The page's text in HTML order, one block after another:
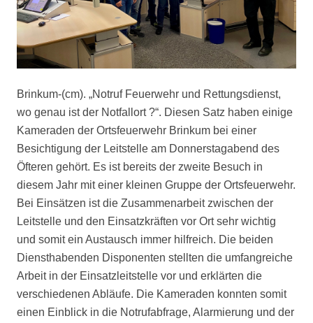
Brinkum-(cm). „Notruf Feuerwehr und Rettungsdienst,
wo genau ist der Notfallort ?“. Diesen Satz haben einige
Kameraden der Ortsfeuerwehr Brinkum bei einer
Besichtigung der Leitstelle am Donnerstagabend des
Öfteren gehört. Es ist bereits der zweite Besuch in
diesem Jahr mit einer kleinen Gruppe der Ortsfeuerwehr.
Bei Einsätzen ist die Zusammenarbeit zwischen der
Leitstelle und den Einsatzkräften vor Ort sehr wichtig
und somit ein Austausch immer hilfreich. Die beiden
Diensthabenden Disponenten stellten die umfangreiche
Arbeit in der Einsatzleitstelle vor und erklärten die
verschiedenen Abläufe. Die Kameraden konnten somit
einen Einblick in die Notrufabfrage, Alarmierung und der